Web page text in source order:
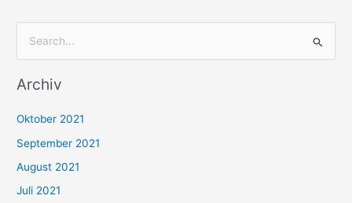
c
n
n
a
Archiv
Oktober 2021
September 2021
August 2021
Juli 2021